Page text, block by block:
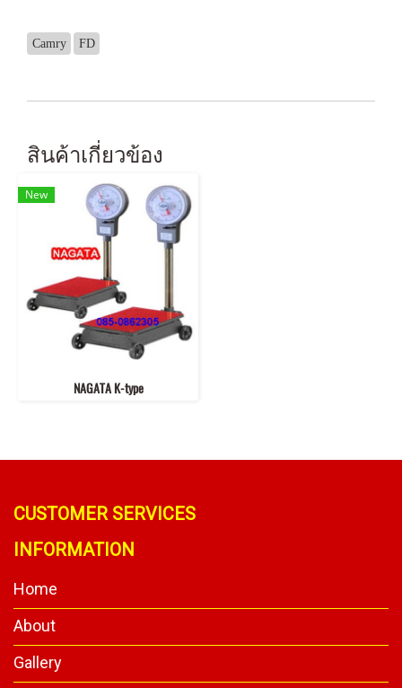
Camry FD
สินค้าเกี่ยวข้อง
New
NAGATA K-type
CUSTOMER SERVICES
INFORMATION
Home
About
Gallery